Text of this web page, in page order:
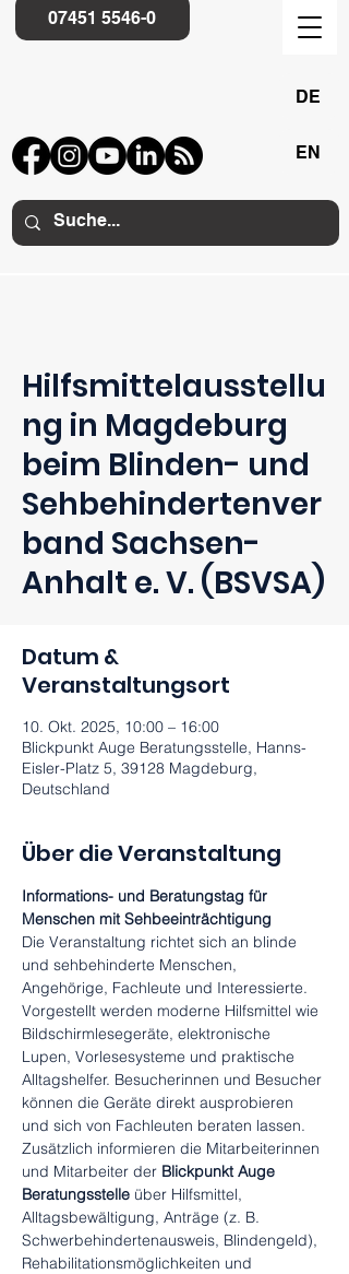
07451 5546-0
DE
EN
Hilfsmittelausstellu
ng in Magdeburg
beim Blinden- und
Sehbehindertenver
band Sachsen-
Anhalt e. V. (BSVSA)
Datum &
Veranstaltungsort
10. Okt. 2025, 10:00 – 16:00
Blickpunkt Auge Beratungsstelle, Hanns-
Eisler-Platz 5, 39128 Magdeburg,
Deutschland
Über die Veranstaltung
Informations- und Beratungstag für
Menschen mit Sehbeeinträchtigung
Die Veranstaltung richtet sich an blinde
und sehbehinderte Menschen,
Angehörige, Fachleute und Interessierte.
Vorgestellt werden moderne Hilfsmittel wie
Bildschirmlesegeräte, elektronische
Lupen, Vorlesesysteme und praktische
Alltagshelfer. Besucherinnen und Besucher
können die Geräte direkt ausprobieren
und sich von Fachleuten beraten lassen.
Zusätzlich informieren die Mitarbeiterinnen
und Mitarbeiter der Blickpunkt Auge
Beratungsstelle über Hilfsmittel,
Alltagsbewältigung, Anträge (z. B.
Schwerbehindertenausweis, Blindengeld),
Rehabilitationsmöglichkeiten und